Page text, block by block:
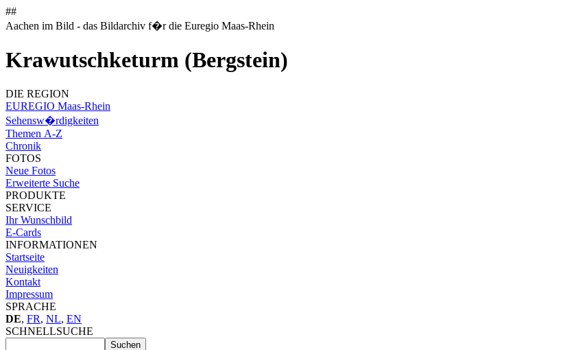
##
Aachen im Bild - das Bildarchiv f�r die Euregio Maas-Rhein
Krawutschketurm (Bergstein)
DIE REGION
EUREGIO Maas-Rhein
Sehensw�rdigkeiten
Themen A-Z
Chronik
FOTOS
Neue Fotos
Erweiterte Suche
PRODUKTE
SERVICE
Ihr Wunschbild
E-Cards
INFORMATIONEN
Startseite
Neuigkeiten
Kontakt
Impressum
SPRACHE
DE, FR, NL, EN
SCHNELLSUCHE